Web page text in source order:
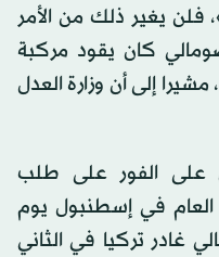
فلن يغير ذلك من الأمر
كان يقود مركبة
إلى أن وزارة العدل
على الفور على طلب
في إسطنبول يوم
غادر تركيا في الثاني